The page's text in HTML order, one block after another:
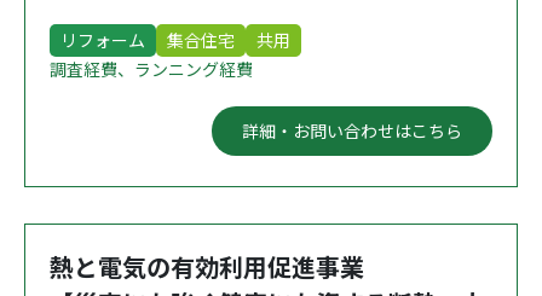
リフォーム 集合住宅
共用
調査経費、ランニング経費
詳細・お問い合わせはこちら
熱と電気の有効利用促進事業